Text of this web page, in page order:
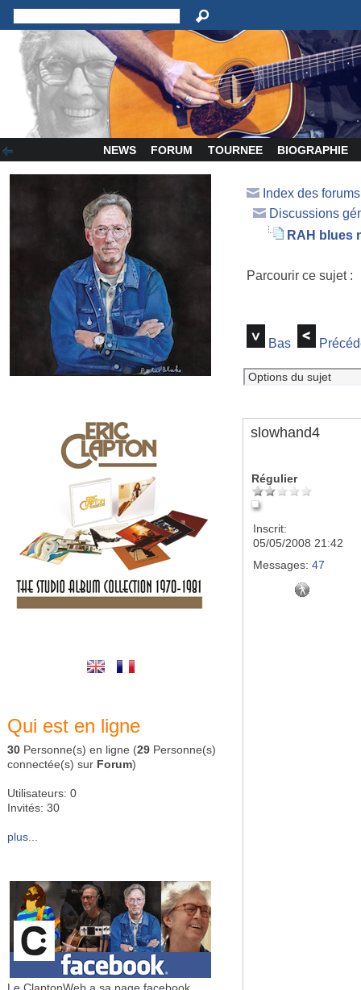
NEWS FORUM TOURNEE BIOGRAPHIE
Qui est en ligne
30 Personne(s) en ligne (29 Personne(s)
connectée(s) sur Forum)
Utilisateurs: 0
Invités: 30
plus...
Index des
Discussions
RAH blues
Parcourir ce sujet
Bas
slowhand4
Régulier
Inscrit:
05/05/2008 21:42
Messages: 47